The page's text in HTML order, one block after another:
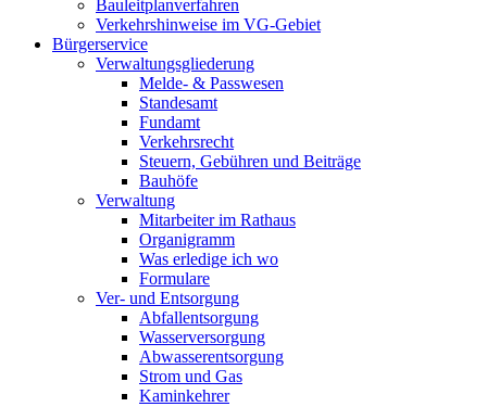
Bauleitplanverfahren
Verkehrshinweise im VG-Gebiet
Bürgerservice
Verwaltungsgliederung
Melde- & Passwesen
Standesamt
Fundamt
Verkehrsrecht
Steuern, Gebühren und Beiträge
Bauhöfe
Verwaltung
Mitarbeiter im Rathaus
Organigramm
Was erledige ich wo
Formulare
Ver- und Entsorgung
Abfallentsorgung
Wasserversorgung
Abwasserentsorgung
Strom und Gas
Kaminkehrer